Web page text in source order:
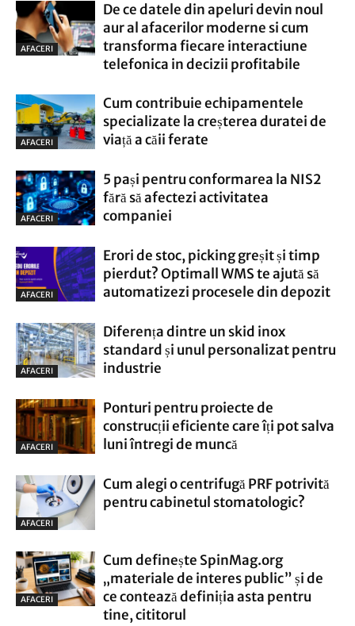
AFACERI
De ce datele din apeluri devin noul
aur al afacerilor moderne si cum
transforma fiecare interactiune
telefonica in decizii profitabile
AFACERI
Cum contribuie echipamentele
specializate la creșterea duratei de
viață a căii ferate
AFACERI
5 pași pentru conformarea la NIS2
fără să afectezi activitatea
companiei
AFACERI
Erori de stoc, picking greșit și timp
pierdut? Optimall WMS te ajută să
automatizezi procesele din depozit
AFACERI
Diferența dintre un skid inox
standard și unul personalizat pentru
industrie
AFACERI
Ponturi pentru proiecte de
construcții eficiente care îți pot salva
luni întregi de muncă
AFACERI
Cum alegi o centrifugă PRF potrivită
pentru cabinetul stomatologic?
AFACERI
Cum definește SpinMag.org
„materiale de interes public” și de
ce contează definiția asta pentru
tine, cititorul